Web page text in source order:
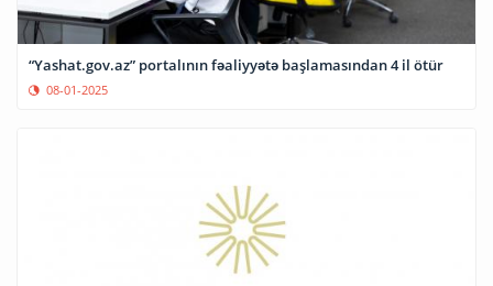
“Yashat.gov.az” portalının fəaliyyətə başlamasından 4 il ötür
08-01-2025